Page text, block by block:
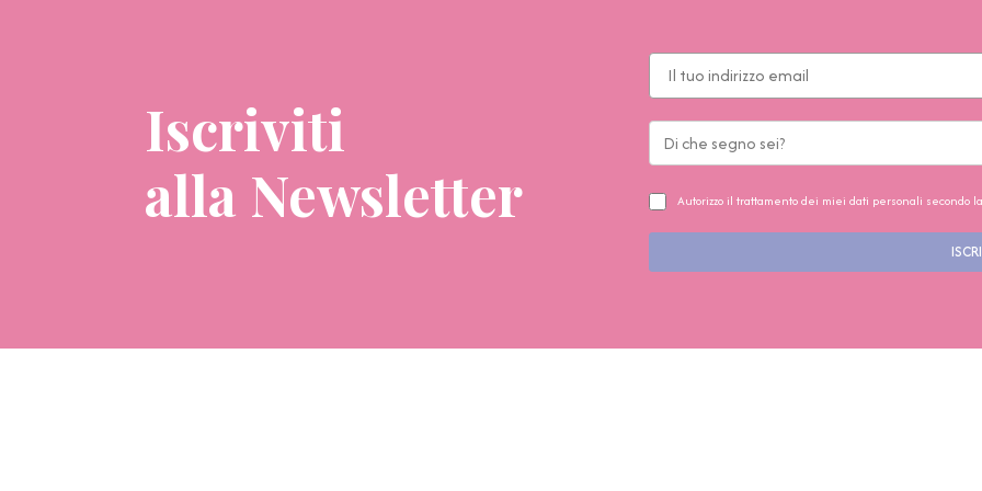
Iscriviti
alla Newsletter
Autorizzo il trattamento dei miei dati personali secondo la